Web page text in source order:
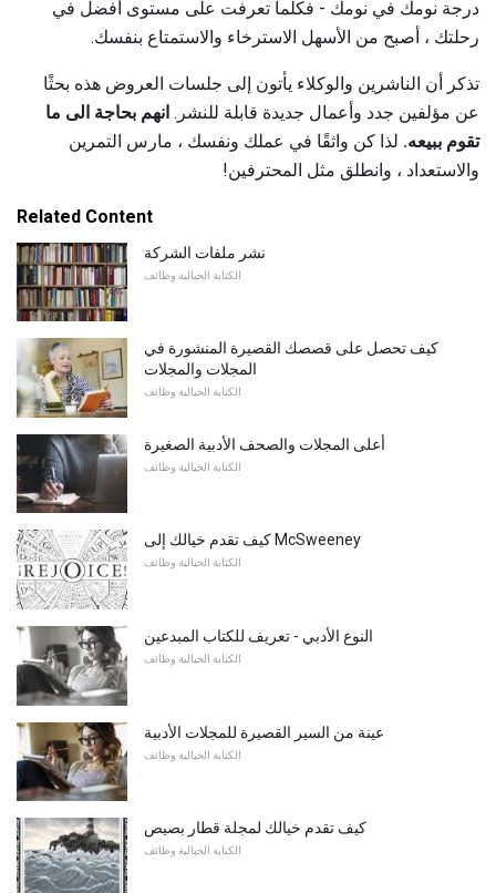
درجة نومك في نومك - فكلما تعرفت على مستوى أفضل في
رحلتك ، أصبح من الأسهل الاسترخاء والاستمتاع بنفسك.
تذكر أن الناشرين والوكلاء يأتون إلى جلسات العروض هذه بحثًا
عن مؤلفين جدد وأعمال جديدة قابلة للنشر. انهم بحاجة الى ما
تقوم ببيعه. لذا كن واثقًا في عملك ونفسك ، مارس التمرين
والاستعداد ، وانطلق مثل المحترفين!
Related Content
نشر ملفات الشركة
الكتابة الخيالية وظائف
كيف تحصل على قصصك القصيرة المنشورة في
المجلات والمجلات
الكتابة الخيالية وظائف
أعلى المجلات والصحف الأدبية الصغيرة
الكتابة الخيالية وظائف
كيف تقدم خيالك إلى McSweeney
الكتابة الخيالية وظائف
النوع الأدبي - تعريف للكتاب المبدعين
الكتابة الخيالية وظائف
عينة من السير القصيرة للمجلات الأدبية
الكتابة الخيالية وظائف
كيف تقدم خيالك لمجلة قطار بصيص
الكتابة الخيالية وظائف